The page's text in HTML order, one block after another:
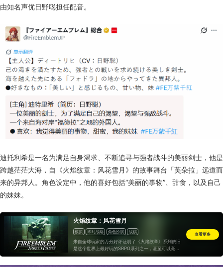
由知名声优日野聪担任配音。
迪托利希是一名为满足自身渴求、不断追寻与强者战斗的美丽剑士，他是
跨越茫茫大海，自《火焰纹章：风花雪月》的故事舞台「芙朵拉」远道而
来的异邦人。角色设定中，他的喜好包括“美丽的事物”、甜食，以及自己
的妹妹。
火焰纹章：风花雪月
模拟 即时战略 角色扮演 战棋
来自全球玩家的万分好评证明了《火焰纹章》系列依旧
是这个世界上最好玩的SRPG系列之一，甚至可以毫无
查看更多